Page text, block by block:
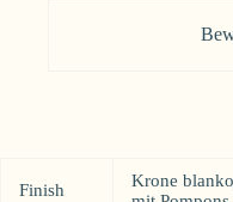
Finish
Krone